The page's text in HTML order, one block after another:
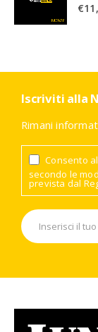
€
Iscriviti alla
Rimani
Consento
secondo le
prevista dal